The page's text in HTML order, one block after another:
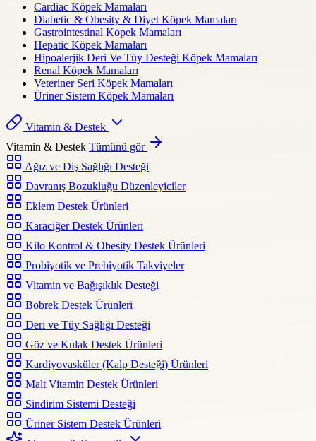
Cardiac Köpek Mamaları
Diabetic & Obesity & Diyet Köpek Mamaları
Gastrointestinal Köpek Mamaları
Hepatic Köpek Mamaları
Hipoalerjik Deri Ve Tüy Desteği Köpek Mamaları
Renal Köpek Mamaları
Veteriner Seri Köpek Mamaları
Üriner Sistem Köpek Mamaları
Vitamin & Destek
Vitamin & Destek Tümünü gör
Ağız ve Diş Sağlığı Desteği
Davranış Bozukluğu Düzenleyiciler
Eklem Destek Ürünleri
Karaciğer Destek Ürünleri
Kilo Kontrol & Obesity Destek Ürünleri
Probiyotik ve Prebiyotik Takviyeler
Vitamin ve Bağışıklık Desteği
Böbrek Destek Ürünleri
Deri ve Tüy Sağlığı Desteği
Göz ve Kulak Destek Ürünleri
Kardiyovasküler (Kalp Desteği) Ürünleri
Malt Vitamin Destek Ürünleri
Sindirim Sistemi Desteği
Üriner Sistem Destek Ürünleri